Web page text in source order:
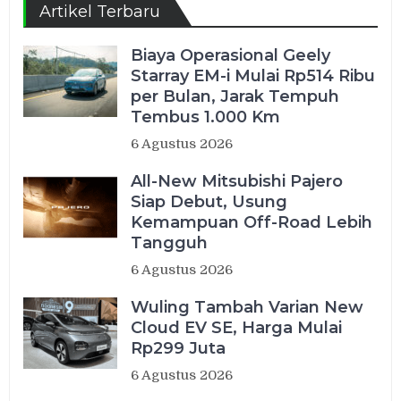
Artikel Terbaru
Biaya Operasional Geely
Starray EM-i Mulai Rp514 Ribu
per Bulan, Jarak Tempuh
Tembus 1.000 Km
6 Agustus 2026
All-New Mitsubishi Pajero
Siap Debut, Usung
Kemampuan Off-Road Lebih
Tangguh
6 Agustus 2026
Wuling Tambah Varian New
Cloud EV SE, Harga Mulai
Rp299 Juta
6 Agustus 2026